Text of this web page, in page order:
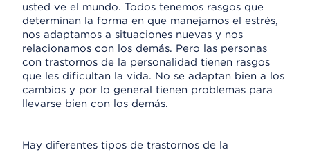
usted ve el mundo. Todos tenemos rasgos que
determinan la forma en que manejamos el estrés,
nos adaptamos a situaciones nuevas y nos
relacionamos con los demás. Pero las personas
con trastornos de la personalidad tienen rasgos
que les dificultan la vida. No se adaptan bien a los
cambios y por lo general tienen problemas para
llevarse bien con los demás.
Hay diferentes tipos de trastornos de la